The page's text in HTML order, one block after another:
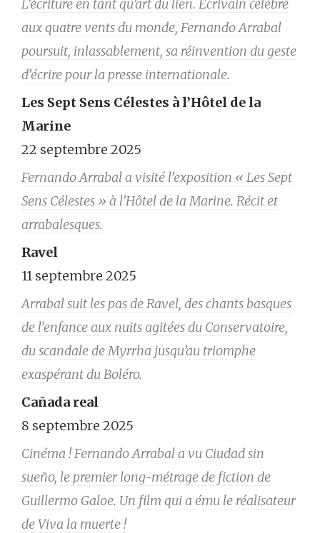
L’écriture en tant qu’art du lien. Écrivain célébré
aux quatre vents du monde, Fernando Arrabal
poursuit, inlassablement, sa réinvention du geste
d’écrire pour la presse internationale.
Les Sept Sens Célestes à l’Hôtel de la
Marine
22 septembre 2025
Fernando Arrabal a visité l’exposition « Les Sept
Sens Célestes » à l’Hôtel de la Marine. Récit et
arrabalesques.
Ravel
11 septembre 2025
Arrabal suit les pas de Ravel, des chants basques
de l’enfance aux nuits agitées du Conservatoire,
du scandale de Myrrha jusqu’au triomphe
exaspérant du Boléro.
Cañada real
8 septembre 2025
Cinéma ! Fernando Arrabal a vu Ciudad sin
sueño, le premier long-métrage de fiction de
Guillermo Galoe. Un film qui a ému le réalisateur
de Viva la muerte !